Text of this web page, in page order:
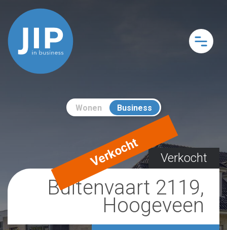
Wonen Business
Verkocht
Verkocht
Buitenvaart 2119,
Hoogeveen